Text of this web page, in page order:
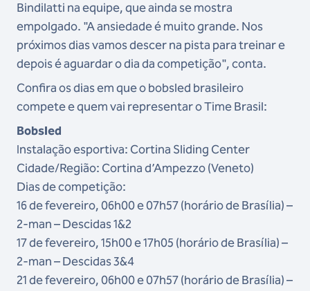
Bindilatti na equipe, que ainda se mostra
empolgado. "A ansiedade é muito grande. Nos
próximos dias vamos descer na pista para treinar e
depois é aguardar o dia da competição", conta.
Confira os dias em que o bobsled brasileiro
compete e quem vai representar o Time Brasil:
Bobsled
Instalação esportiva: Cortina Sliding Center
Cidade/Região: Cortina d’Ampezzo (Veneto)
Dias de competição:
16 de fevereiro, 06h00 e 07h57 (horário de Brasília) –
2-man – Descidas 1&2
17 de fevereiro, 15h00 e 17h05 (horário de Brasília) –
2-man – Descidas 3&4
21 de fevereiro, 06h00 e 07h57 (horário de Brasília) –